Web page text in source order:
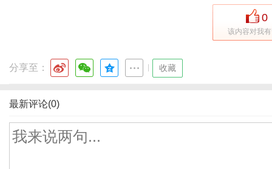
0
该内容对我
分享至： 收藏
最新评论(0)